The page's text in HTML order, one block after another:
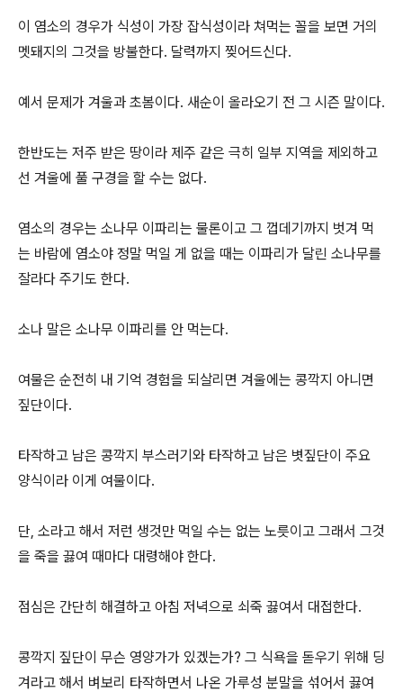
이 염소의 경우가 식성이 가장 잡식성이라 쳐먹는 꼴을 보면 거의
멧돼지의 그것을 방불한다. 달력까지 찢어드신다.
예서 문제가 겨울과 초봄이다. 새순이 올라오기 전 그 시즌 말이다.
한반도는 저주 받은 땅이라 제주 같은 극히 일부 지역을 제외하고
선 겨울에 풀 구경을 할 수는 없다.
염소의 경우는 소나무 이파리는 물론이고 그 껍데기까지 벗겨 먹
는 바람에 염소야 정말 먹일 게 없을 때는 이파리가 달린 소나무를
잘라다 주기도 한다.
소나 말은 소나무 이파리를 안 먹는다.
여물은 순전히 내 기억 경험을 되살리면 겨울에는 콩깍지 아니면
짚단이다.
타작하고 남은 콩깍지 부스러기와 타작하고 남은 볏짚단이 주요
양식이라 이게 여물이다.
단, 소라고 해서 저런 생것만 먹일 수는 없는 노릇이고 그래서 그것
을 죽을 끓여 때마다 대령해야 한다.
점심은 간단히 해결하고 아침 저녁으로 쇠죽 끓여서 대접한다.
콩깍지 짚단이 무슨 영양가가 있겠는가? 그 식욕을 돋우기 위해 딩
겨라고 해서 벼보리 타작하면서 나온 가루성 분말을 섞어서 끓여